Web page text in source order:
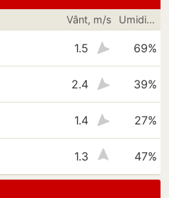
Vânt, m/s Umiditate
1.5 69%
2.4 39%
1.4 27%
1.3 47%